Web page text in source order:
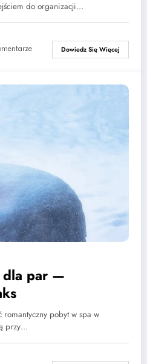
do organizacji…
Dowiedz Się Więcej
dla par —
romantyczny pobyt w spa w
przy…